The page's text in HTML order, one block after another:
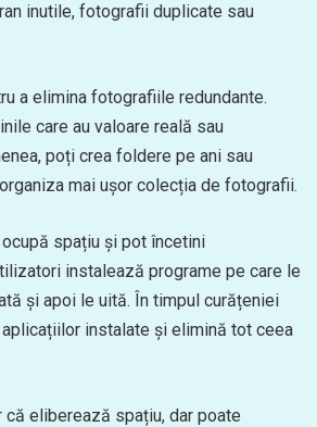
inutile, fotografii duplicate sau
a elimina fotografiile redundante.
care au valoare reală sau
poți crea foldere pe ani sau
mai ușor colecția de fotografii.
spațiu și pot încetini
instalează programe pe care le
și apoi le uită. În timpul curățeniei
instalate și elimină tot ceea
eliberează spațiu, dar poate